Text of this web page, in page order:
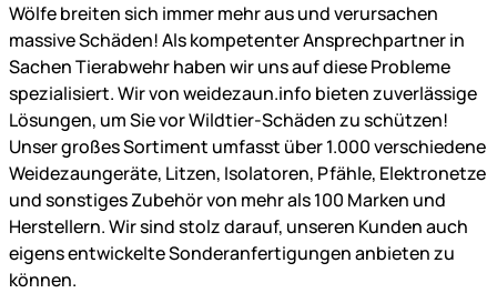
Wölfe breiten sich immer mehr aus und verursachen
massive Schäden! Als kompetenter Ansprechpartner in
Sachen Tierabwehr haben wir uns auf diese Probleme
spezialisiert. Wir von weidezaun.info bieten zuverlässige
Lösungen, um Sie vor Wildtier-Schäden zu schützen!
Unser großes Sortiment umfasst über 1.000 verschiedene
Weidezaungeräte, Litzen, Isolatoren, Pfähle, Elektronetze
und sonstiges Zubehör von mehr als 100 Marken und
Herstellern. Wir sind stolz darauf, unseren Kunden auch
eigens entwickelte Sonderanfertigungen anbieten zu
können.